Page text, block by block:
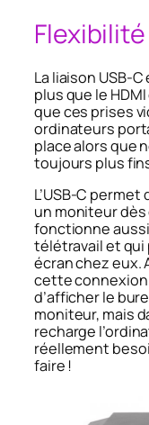
La liaison USB-
plus que le
que ces prises
ordinateurs
place alors que
toujours plus
L’USB-C
un moniteur dès
fonctionne
télétravail et qui
écran chez eux.
cette
d’afficher le
moniteur, mais
recharge
réellement
faire !